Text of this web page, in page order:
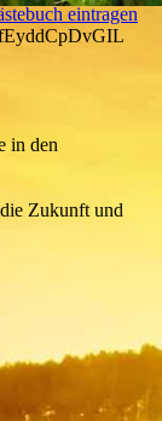
eintragen
in den
Zukunft und